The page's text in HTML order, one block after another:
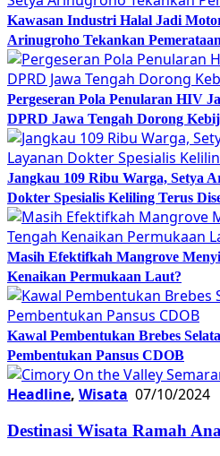
Kawasan Industri Halal Jadi
Arinugroho Tekankan
Pergeseran Pola Penularan HIV
DPRD Jawa Tengah Dorong
Jangkau 109 Ribu Warga, Setya
Dokter Spesialis Keliling Terus
Masih Efektifkah Mangrove
Kenaikan Permukaan Laut?
Kawal Pembentukan Brebes
Pembentukan Pansus CDOB
Headline, Wisata 07/10/2024
Destinasi Wisata Ramah